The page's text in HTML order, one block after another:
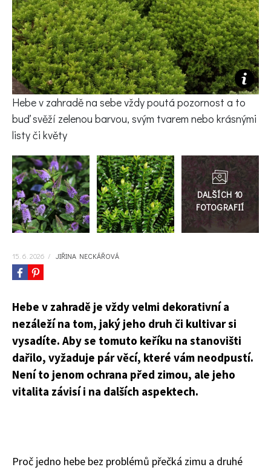
KVÍZY A TESTY
Hebe v zahradě na sebe vždy poutá pozornost a to
buď svěží zelenou barvou, svým tvarem nebo krásnými
listy či květy
Přejít
do
galerie
15. 6. 2026 / JIŘINA NECKÁŘOVÁ
Hebe v zahradě je vždy velmi dekorativní a
nezáleží na tom, jaký jeho druh či kultivar si
vysadíte. Aby se tomuto keříku na stanovišti
dařilo, vyžaduje pár věcí, které vám neodpustí.
Není to jenom ochrana před zimou, ale jeho
vitalita závisí i na dalších aspektech.
Proč jedno hebe bez problémů přečká zimu a druhé